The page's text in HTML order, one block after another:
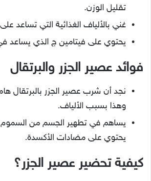
تقليل الوزن.
غني بالألياف الغذائية التي تساعد
يحتوي على فيتامين ج الذي يساعد
فوائد عصير الجزر والبرتقال
نجد أن شرب عصير الجزر بالبرتقال
وهذا بسبب الألياف.
يساهم في تطهير الجسم من
يحتوي على مضادات الأكسدة.
كيفية تحضير عصير الجزر؟